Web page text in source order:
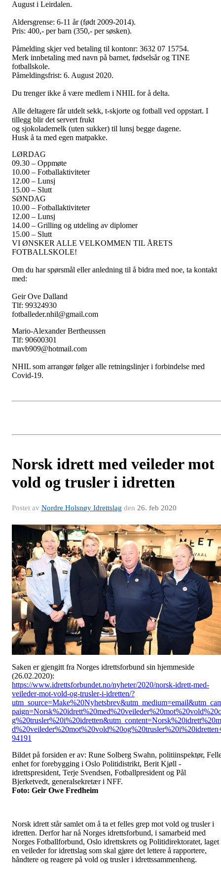
August i Leirdalen.
Aldersgrense: 6-11 år (født 2009-2014).
Pris: 400,- per barn (350,- per søsken).
Påmelding skjer ved betaling til kontonr: 3632 07 15754.
Merk innbetaling med navn på barnet, fødselsår og TINE
fotballskole.
Påmeldingsfrist: 6. August 2020.
Du trenger ikke å være medlem i NHIL for å delta.
Alle deltagere får utdelt sekk, t-skjorte og fotball ved oppstart. I
tillegg blir det servert frukt
og sjokolademelk (uten sukker) til lunsj begge dagene.
Husk å ta med egen matpakke.
LØRDAG
09.30 – Oppmøte
10.00 – Fotballaktiviteter
12.00 – Lunsj
15.00 – Slutt
SØNDAG
10.00 – Fotballaktiviteter
12.00 – Lunsj
14.00 – Grilling og utdeling av diplomer
15.00 – Slutt
VI ØNSKER ALLE VELKOMMEN TIL ÅRETS
FOTBALLSKOLE!
Om du har spørsmål eller anledning til å bidra med noe, ta kontakt
med:
Geir Ove Dalland
Tlf: 99324930
fotballeder.nhil@gmail.com
Mario-Alexander Bertheussen
Tlf: 90600301
mavb909@hotmail.com
NHIL som arrangør følger alle retningslinjer i forbindelse med
Covid-19.
Norsk idrett med veileder mot
vold og trusler i idretten
Postet av Nordre Holsnøy Idrettslag den 26. feb 2020
Saken er gjengitt fra Norges idrettsforbund sin hjemmeside
(26.02.2020):
https://www.idrettsforbundet.no/nyheter/2020/norsk-idrett-med-
veileder-mot-vold-og-trusler-i-idretten/?
94191
Bildet på forsiden er av: Rune Solberg Swahn, politiinspektør,
enhet for forebygging i Oslo Politidistrikt, Berit Kjøll -
idrettspresident, Terje Svendsen, Fotballpresident og Pål
Bjerketvedt, generalsekretær i NFF.
Foto: Geir Owe Fredheim
Norsk idrett står samlet om å ta et felles grep mot vold og trusler i
idretten. Derfor har nå Norges idrettsforbund, i samarbeid med
Norges Fotballforbund, Oslo idrettskrets og Politidirektoratet, laget
en veileder for idrettslag som skal gjøre det lettere å rapportere,
håndtere og reagere på vold og trusler i idrettssammenheng.